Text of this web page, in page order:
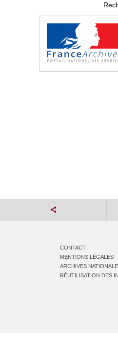
CONTACT
MENTIONS LÉGALES
ARCHIVES
RÉUTILISATION DES